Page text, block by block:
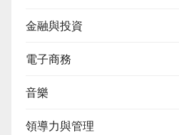
金融與投資
電子商務
音樂
領導力與管理